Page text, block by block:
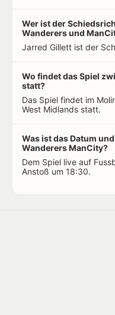
Wer ist der
Wanderers und
Jarred Gillett ist der
Wo findet das Spiel
statt?
Das Spiel findet im
West Midlands statt.
Was ist das Datum
Wanderers ManCity?
Dem Spiel live auf
Anstoß um 18:30.